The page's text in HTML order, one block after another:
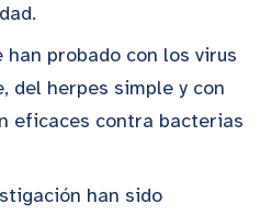
probado con los virus
del herpes simple y con
eficaces contra bacterias
han sido